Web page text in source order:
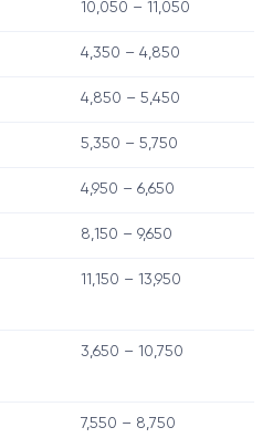
10,050 – 11,050
4,350 – 4,850
4,850 – 5,450
5,350 – 5,750
4,950 – 6,650
8,150 – 9,650
11,150 – 13,950
3,650 – 10,750
7,550 – 8,750